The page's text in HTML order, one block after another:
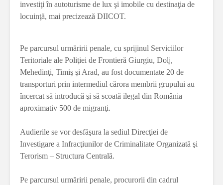
investiţi în autoturisme de lux şi imobile cu destinaţia de
locuinţă, mai precizează DIICOT.
Pe parcursul urmăririi penale, cu sprijinul Serviciilor
Teritoriale ale Poliţiei de Frontieră Giurgiu, Dolj,
Mehedinţi, Timiş şi Arad, au fost documentate 20 de
transporturi prin intermediul cărora membrii grupului au
încercat să introducă şi să scoată ilegal din România
aproximativ 500 de migranţi.
Audierile se vor desfăşura la sediul Direcţiei de
Investigare a Infracţiunilor de Criminalitate Organizată şi
Terorism – Structura Centrală.
Pe parcursul urmăririi penale, procurorii din cadrul